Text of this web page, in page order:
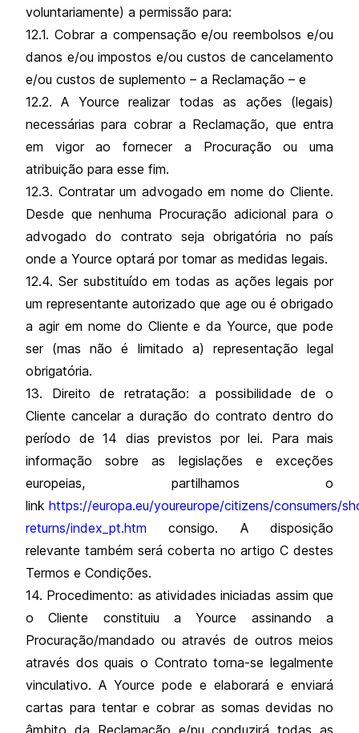
voluntariamente) a permissão para:
12.1. Cobrar a compensação e/ou reembolsos e/ou
danos e/ou impostos e/ou custos de cancelamento
e/ou custos de suplemento – a Reclamação – e
12.2. A Yource realizar todas as ações (legais)
necessárias para cobrar a Reclamação, que entra
em vigor ao fornecer a Procuração ou uma
atribuição para esse fim.
12.3. Contratar um advogado em nome do Cliente.
Desde que nenhuma Procuração adicional para o
advogado do contrato seja obrigatória no país
onde a Yource optará por tomar as medidas legais.
12.4. Ser substituído em todas as ações legais por
um representante autorizado que age ou é obrigado
a agir em nome do Cliente e da Yource, que pode
ser (mas não é limitado a) representação legal
obrigatória.
13. Direito de retratação: a possibilidade de o
Cliente cancelar a duração do contrato dentro do
período de 14 dias previstos por lei. Para mais
informação sobre as legislações e exceções
europeias, partilhamos o
link https://europa.eu/youreurope/citizens/consumers/
returns/index_pt.htm consigo. A disposição
relevante também será coberta no artigo C destes
Termos e Condições.
14. Procedimento: as atividades iniciadas assim que
o Cliente constituiu a Yource assinando a
Procuração/mandado ou através de outros meios
através dos quais o Contrato torna-se legalmente
vinculativo. A Yource pode e elaborará e enviará
cartas para tentar e cobrar as somas devidas no
âmbito da Reclamação e/pu conduzirá todas as